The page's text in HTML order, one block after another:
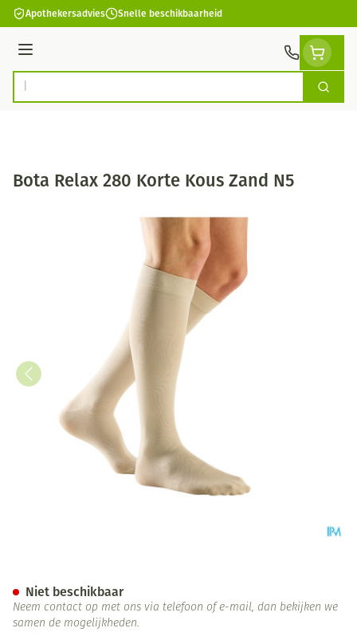
Ga naar de inhoud
Apothekersadvies Snelle beschikbaarheid
Menu
Product, merk, categorie... Zoek
Bota Relax 280 Korte Kous Zand N5
Niet beschikbaar
Neem contact op met ons via telefoon of e-mail, dan bekijken we
samen de mogelijkheden.